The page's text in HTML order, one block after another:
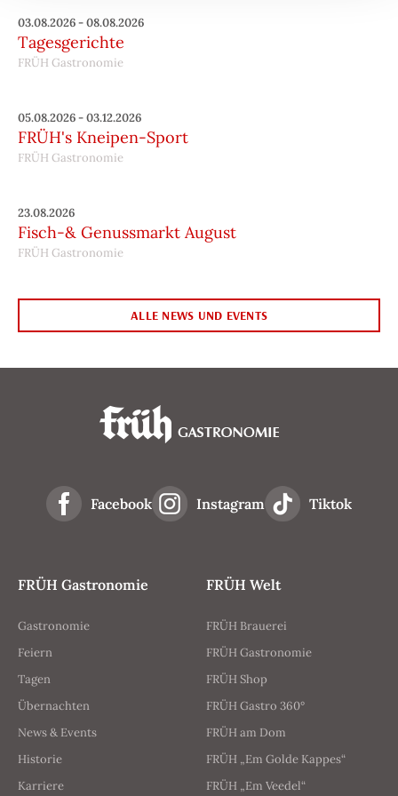
03.08.2026 - 08.08.2026
Tagesgerichte
FRÜH Gastronomie
05.08.2026 - 03.12.2026
FRÜH's Kneipen-Sport
FRÜH Gastronomie
23.08.2026
Fisch-& Genussmarkt August
FRÜH Gastronomie
ALLE NEWS UND EVENTS
Facebook Instagram Tiktok
FRÜH Gastronomie
Gastronomie
Feiern
Tagen
Übernachten
News & Events
Historie
Karriere
FRÜH Welt
FRÜH Brauerei
FRÜH Gastronomie
FRÜH Shop
FRÜH Gastro 360°
FRÜH am Dom
FRÜH „Em Golde Kappes“
FRÜH „Em Veedel“